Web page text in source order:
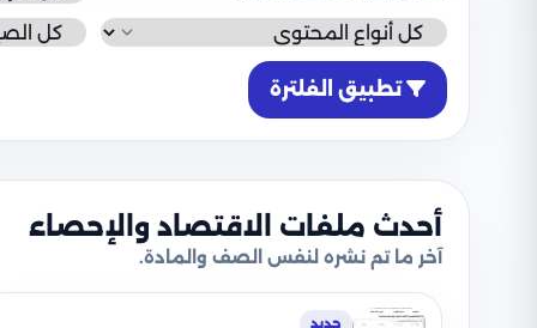
تطبيق الفلترة
أحدث ملفات الاقتصاد والإحصاء
آخر ما تم نشره لنفس الصف والمادة.
جديد